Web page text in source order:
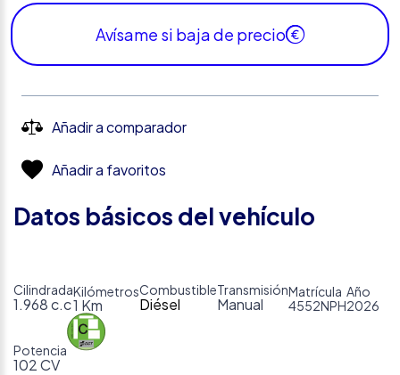
Avísame si baja de precio
Añadir a comparador
Añadir a favoritos
Datos básicos del vehículo
Cilindrada
1.968 c.c
Kilómetros
1 Km
Combustible
Diésel
Transmisión
Manual
Matrícula
4552NPH
Año
2026
Potencia
102 CV